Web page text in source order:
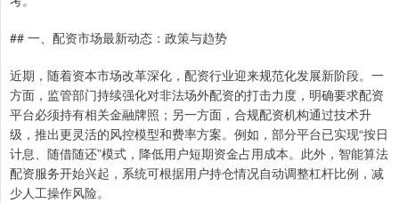
## 一、配资市场最新动态：政策与趋势
近期，随着资本市场改革深化，配资行业迎来规范化发展新阶段。一
方面，监管部门持续强化对非法场外配资的打击力度，明确要求配资
平台必须持有相关金融牌照；另一方面，合规配资机构通过技术升
级，推出更灵活的风控模型和费率方案。例如，部分平台已实现“按日
计息、随借随还”模式，降低用户短期资金占用成本。此外，智能算法
配资服务开始兴起，系统可根据用户持仓情况自动调整杠杆比例，减
少人工操作风险。